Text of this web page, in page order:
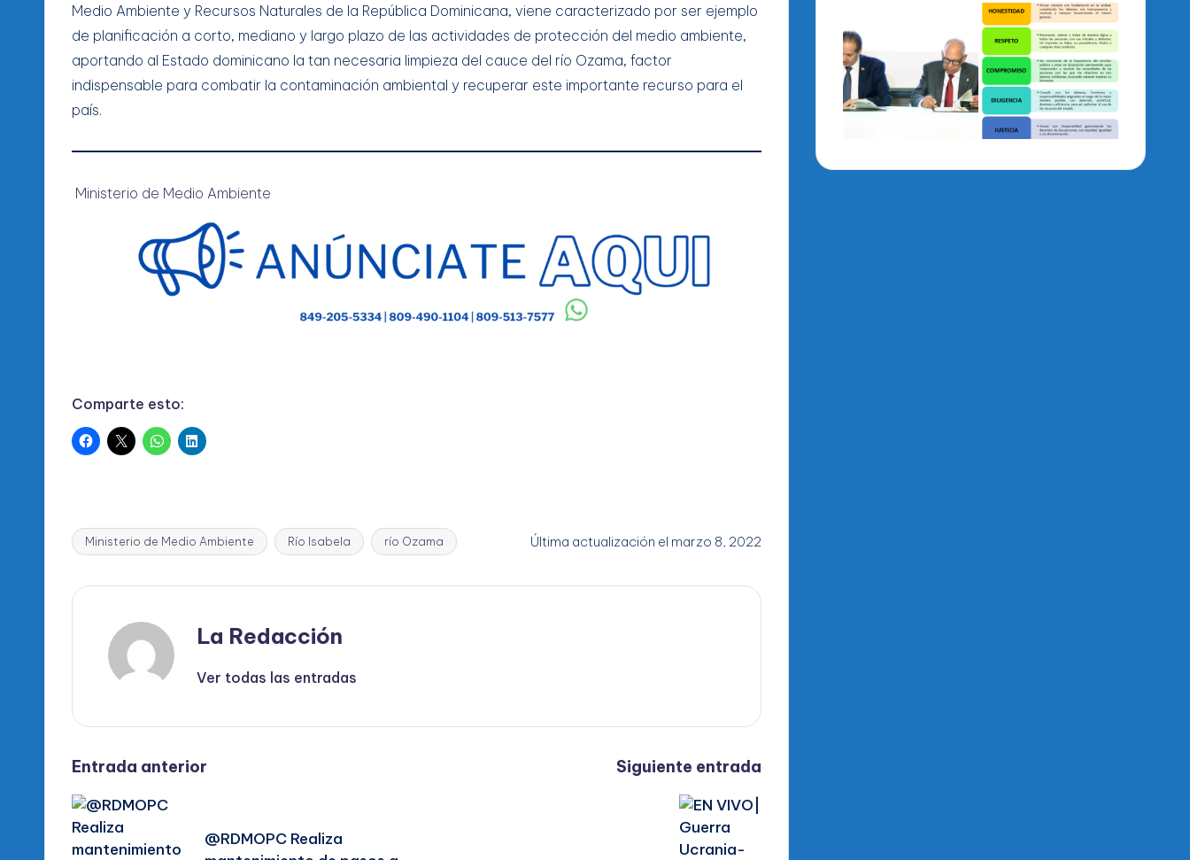
Medio Ambiente y Recursos Naturales de la República Dominicana, viene caracterizado por ser ejemplo
de planificación a corto, mediano y largo plazo de las actividades de protección del medio ambiente,
aportando al Estado dominicano la tan necesaria limpieza del cauce del río Ozama, factor
indispensable para combatir la contaminación ambiental y recuperar este importante recurso para el
país.
Ministerio de Medio Ambiente
Comparte esto:
Etiquetas:
Ministerio de Medio Ambiente Río Isabela río Ozama Última actualización el marzo 8, 2022
La Redacción
Ver todas las entradas
Navegación
de
Entrada anterior
@RDMOPC Realiza
Siguiente entrada